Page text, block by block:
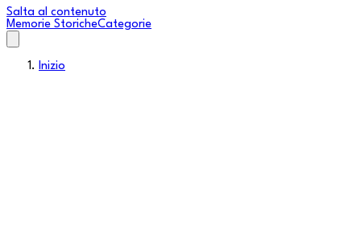
Salta al contenuto
Memorie StoricheCategorie
Inizio